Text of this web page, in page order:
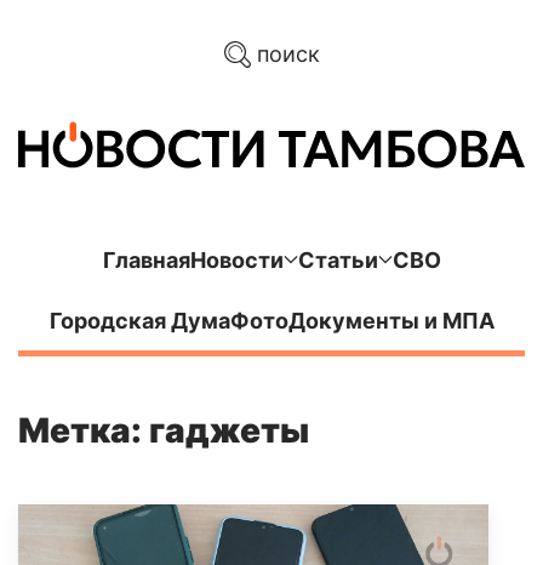
поиск
ГлавнаяНовости Статьи СВО
Городская ДумаФотоДокументы и МПА
Метка: гаджеты